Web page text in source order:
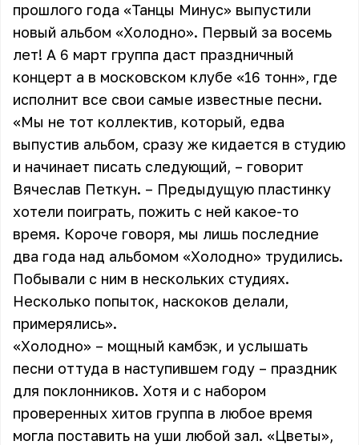
прошлого года «Танцы Минус» выпустили
новый альбом «Холодно». Первый за восемь
лет! А 6 март группа даст праздничный
концерт а в московском клубе «16 тонн», где
исполнит все свои самые известные песни.
«Мы не тот коллектив, который, едва
выпустив альбом, сразу же кидается в студию
и начинает писать следующий, – говорит
Вячеслав Петкун. – Предыдущую пластинку
хотели поиграть, пожить с ней какое-то
время. Короче говоря, мы лишь последние
два года над альбомом «Холодно» трудились.
Побывали с ним в нескольких студиях.
Несколько попыток, наскоков делали,
примерялись».
«Холодно» – мощный камбэк, и услышать
песни оттуда в наступившем году – праздник
для поклонников. Хотя и с набором
проверенных хитов группа в любое время
могла поставить на уши любой зал. «Цветы»,